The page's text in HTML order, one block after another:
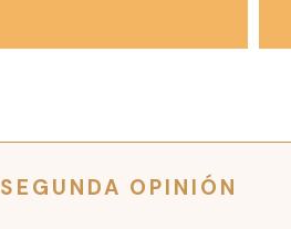
SEGUNDA OPINIÓN